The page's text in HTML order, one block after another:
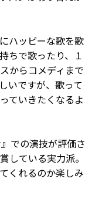
ハッピーな歌を歌
ちで歌ったり、１
からコメディまで
いですが、歌って
ていきたくなるよ
での演技が評価さ
している実力派。
くれるのか楽しみ